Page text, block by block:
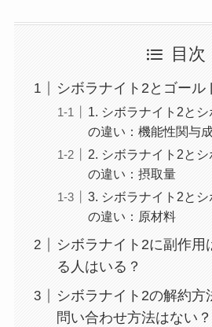
目次
シボラナイト2とゴール
1. シボラナイト2と
の違い：機能性関与
2. シボラナイト2と
の違い：摂取量
3. シボラナイト2と
の違い：原材料
シボラナイト2に副作用
る人はいる？
シボラナイト2の解約方
問い合わせ方法はない？